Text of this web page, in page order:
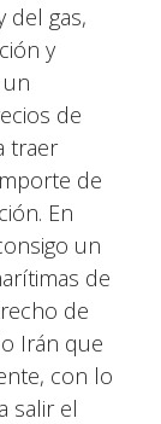
del gas,
y
de
traer
de
En
un
de
de
Irán que
con lo
salir el